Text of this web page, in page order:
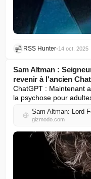
RSS Hunter•14 oct. 2025
Sam Altman :
revenir à l'ancien
ChatGPT : Maintenant
la psychose pour
gizmodo.com